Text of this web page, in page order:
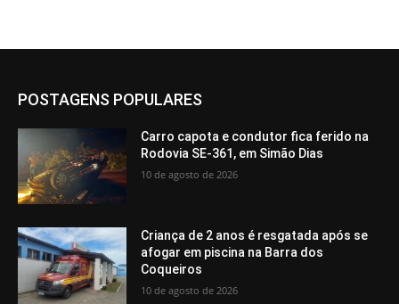
POSTAGENS POPULARES
Carro capota e condutor fica ferido na
Rodovia SE-361, em Simão Dias
10 de agosto de 2026
Criança de 2 anos é resgatada após se
afogar em piscina na Barra dos
Coqueiros
10 de agosto de 2026